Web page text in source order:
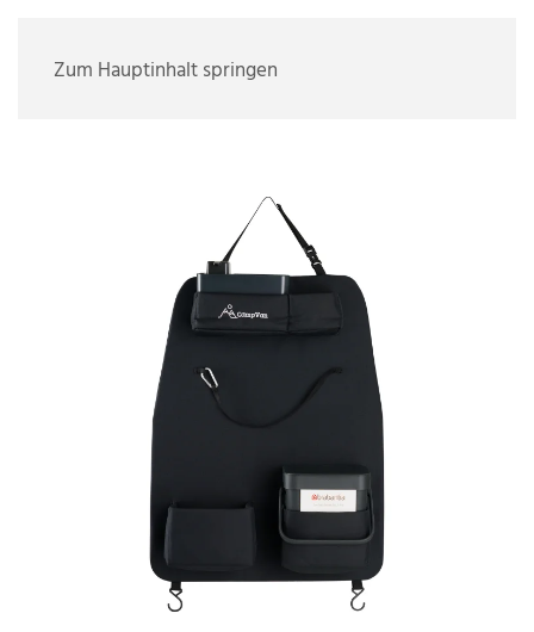
Zum Hauptinhalt springen